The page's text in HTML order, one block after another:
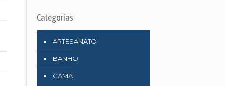
Categorias
ARTESANATO
BANHO
CAMA